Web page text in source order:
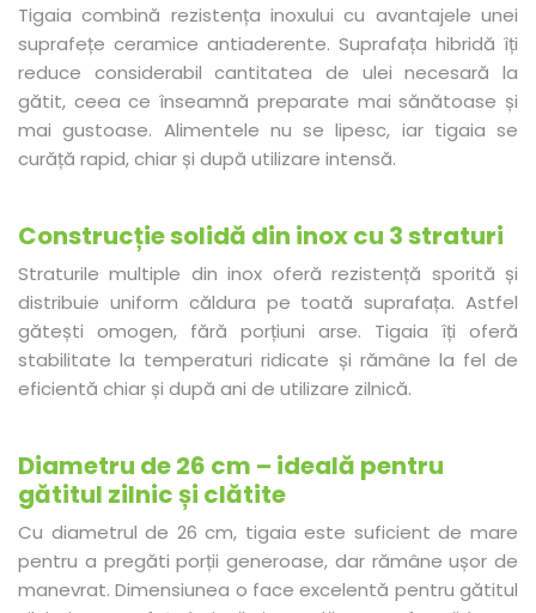
Tigaia combină rezistența inoxului cu avantajele unei
suprafețe ceramice antiaderente. Suprafața hibridă îți
reduce considerabil cantitatea de ulei necesară la
gătit, ceea ce înseamnă preparate mai sănătoase și
mai gustoase. Alimentele nu se lipesc, iar tigaia se
curăță rapid, chiar și după utilizare intensă.
Construcție solidă din inox cu 3 straturi
Straturile multiple din inox oferă rezistență sporită și
distribuie uniform căldura pe toată suprafața. Astfel
gătești omogen, fără porțiuni arse. Tigaia îți oferă
stabilitate la temperaturi ridicate și rămâne la fel de
eficientă chiar și după ani de utilizare zilnică.
Diametru de 26 cm – ideală pentru
gătitul zilnic și clătite
Cu diametrul de 26 cm, tigaia este suficient de mare
pentru a pregăti porții generoase, dar rămâne ușor de
manevrat. Dimensiunea o face excelentă pentru gătitul